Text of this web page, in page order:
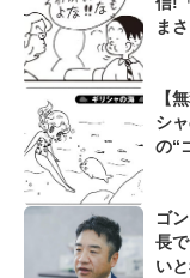
ま
【
シ
の“
ゴ
長
い